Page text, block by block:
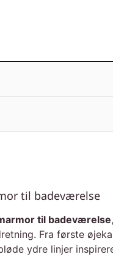
til badeværelse
til badeværelse
Fra første
ydre linjer